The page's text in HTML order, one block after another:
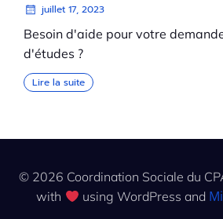
juillet 17, 2023
Besoin d'aide pour votre
d'études ?
Lire la suite
© 2026 Coordination Sociale du
with
using WordPress and